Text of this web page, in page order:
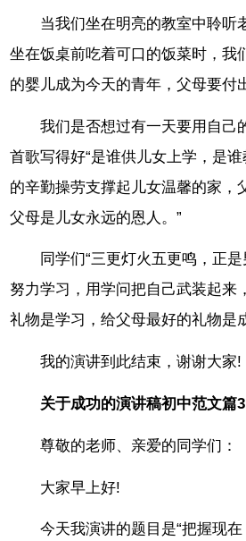
当我们坐在明亮的教室中聆听
坐在饭桌前吃着可口的饭菜时，我
的婴儿成为今天的青年，父母要付
我们是否想过有一天要用自己
首歌写得好“是谁供儿女上学，是
的辛勤操劳支撑起儿女温馨的家，
父母是儿女永远的恩人。”
同学们“三更灯火五更鸣，正
努力学习，用学问把自己武装起来
礼物是学习，给父母最好的礼物是
我的演讲到此结束，谢谢大家!
关于成功的演讲稿初中范文篇3
尊敬的老师、亲爱的同学们：
大家早上好!
今天我演讲的题目是“把握现在